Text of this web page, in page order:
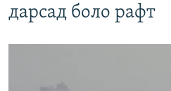
дарсад боло рафт